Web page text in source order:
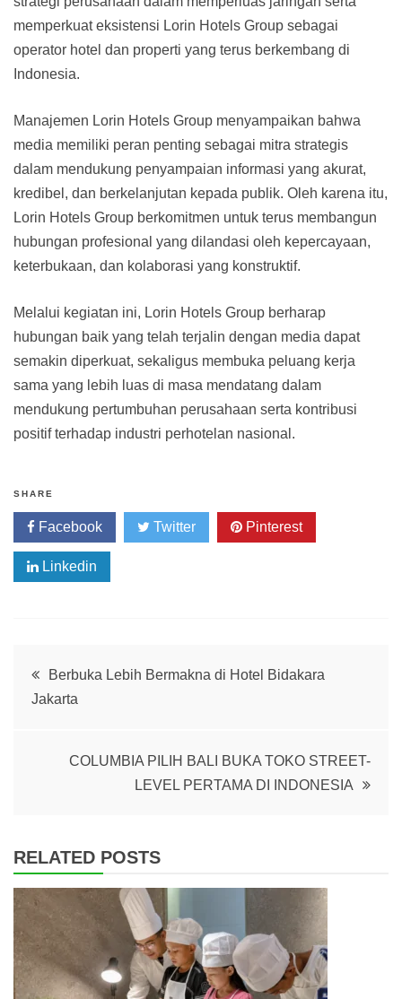
memperkuat eksistensi Lorin Hotels Group sebagai
operator hotel dan properti yang terus berkembang di
Indonesia.
Manajemen Lorin Hotels Group menyampaikan bahwa
media memiliki peran penting sebagai mitra strategis
dalam mendukung penyampaian informasi yang akurat,
kredibel, dan berkelanjutan kepada publik. Oleh karena itu,
Lorin Hotels Group berkomitmen untuk terus membangun
hubungan profesional yang dilandasi oleh kepercayaan,
keterbukaan, dan kolaborasi yang konstruktif.
Melalui kegiatan ini, Lorin Hotels Group berharap
hubungan baik yang telah terjalin dengan media dapat
semakin diperkuat, sekaligus membuka peluang kerja
sama yang lebih luas di masa mendatang dalam
mendukung pertumbuhan perusahaan serta kontribusi
positif terhadap industri perhotelan nasional.
SHARE
Facebook Twitter Pinterest
Linkedin
PostBerbuka Lebih Bermakna di Hotel Bidakara
Jakarta
COLUMBIA PILIH BALI BUKA TOKO STREET-
LEVEL PERTAMA DI INDONESIA
RELATED POSTS